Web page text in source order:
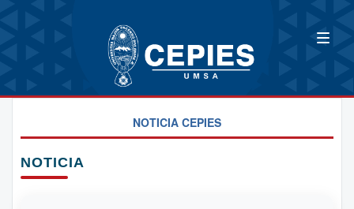
NOTICIA CEPIES
NOTICIA